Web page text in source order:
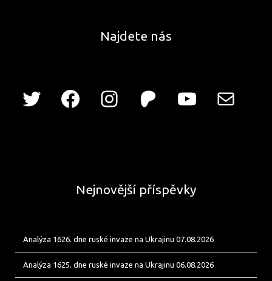
Najdete nás
Nejnovější příspěvky
Analýza 1626. dne ruské invaze na Ukrajinu 07.08.2026
Analýza 1625. dne ruské invaze na Ukrajinu 06.08.2026